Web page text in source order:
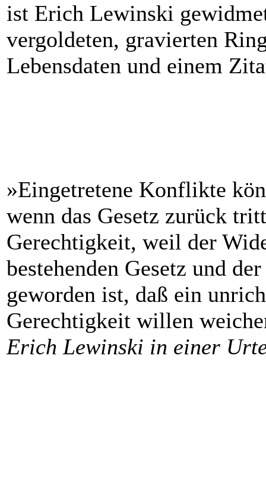
ist Erich Lewinski
vergoldeten, gravierten
Lebensdaten und einem
»Eingetretene Konflikte
wenn das Gesetz zurück
Gerechtigkeit, weil der
bestehenden Gesetz und
geworden ist, daß ein
Gerechtigkeit willen
Erich Lewinski in einer